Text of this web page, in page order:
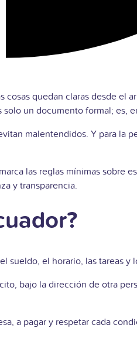
cosas quedan claras desde el
un documento formal; es,
malentendidos. Y para la
marca las reglas mínimas sobre
y transparencia.
el horario, las tareas y
bajo la dirección de otra
a pagar y respetar cada